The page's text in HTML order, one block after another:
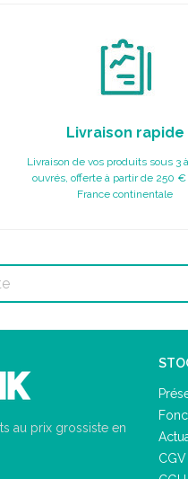
Livraison rapide
Livraison de vos produits sous 3
ouvrés, offerte à partir de 250 €
France continentale
au prix grossiste en
CGV